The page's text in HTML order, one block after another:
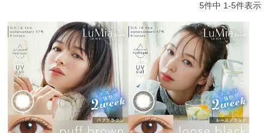
5件中 1-5件表示